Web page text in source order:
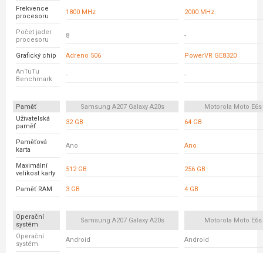
Frekvence
procesoru
1800 MHz 2000 MHz
Počet jader
procesoru
8 -
Grafický chip Adreno 506 PowerVR GE8320
AnTuTu
Benchmark
- -
Paměť Samsung A207 Galaxy A20s
Motorola Moto
Uživatelská
paměť
32 GB 64 GB
Paměťová
karta
Ano Ano
Maximální
velikost karty
512 GB 256 GB
Paměť RAM 3 GB 4 GB
Operační
systém
Samsung A207 Galaxy A20s Motorola Moto
Operační
systém
Android Android